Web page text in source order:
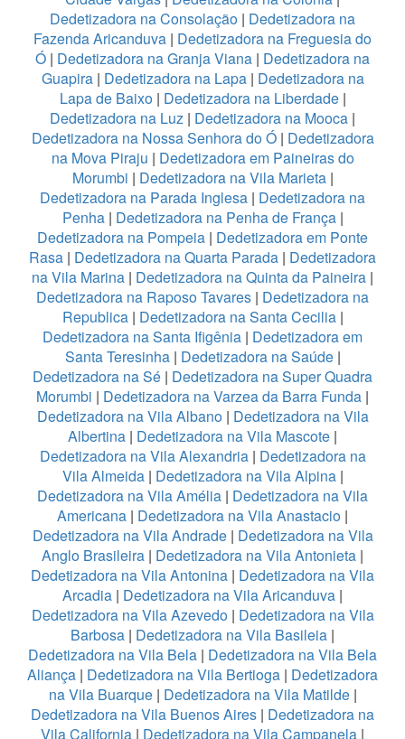
Dedetizadora na Consolação | Dedetizadora na
Fazenda Aricanduva | Dedetizadora na Freguesia do
Ó | Dedetizadora na Granja Viana | Dedetizadora na
Guapira| Dedetizadora na Lapa| Dedetizadora na
Lapa de Baixo | Dedetizadora na Liberdade |
Dedetizadora na Luz | Dedetizadora na Mooca |
Dedetizadora na Nossa Senhora do Ó| Dedetizadora
na Mova Piraju | Dedetizadora em Paineiras do
Morumbi | Dedetizadora na Vila Marieta|
Dedetizadora na Parada Inglesa | Dedetizadora na
Penha| Dedetizadora na Penha de França |
Dedetizadora na Pompeia | Dedetizadora em Ponte
Rasa | Dedetizadora na Quarta Parada | Dedetizadora
na Vila Marina | Dedetizadora na Quinta da Paineira |
Dedetizadora na Raposo Tavares | Dedetizadora na
Republica| Dedetizadora na Santa Cecilia|
Dedetizadora na Santa Ifigênia | Dedetizadora em
Santa Teresinha| Dedetizadora na Saúde|
Dedetizadora na Sé | Dedetizadora na Super Quadra
Morumbi | Dedetizadora na Varzea da Barra Funda |
Dedetizadora na Vila Albano| Dedetizadora na Vila
Albertina | Dedetizadora na Vila Mascote |
Dedetizadora na Vila Alexandria| Dedetizadora na
Vila Almeida | Dedetizadora na Vila Alpina |
Dedetizadora na Vila Amélia | Dedetizadora na Vila
Americana | Dedetizadora na Vila Anastacio |
Dedetizadora na Vila Andrade| Dedetizadora na Vila
Anglo Brasileira | Dedetizadora na Vila Antonieta |
Dedetizadora na Vila Antonina | Dedetizadora na Vila
Arcadia | Dedetizadora na Vila Aricanduva |
Dedetizadora na Vila Azevedo| Dedetizadora na Vila
Barbosa | Dedetizadora na Vila Basileia |
Dedetizadora na Vila Bela | Dedetizadora na Vila Bela
Aliança | Dedetizadora na Vila Bertioga | Dedetizadora
na Vila Buarque| Dedetizadora na Vila Matilde|
Dedetizadora na Vila Buenos Aires | Dedetizadora na
Vila California | Dedetizadora na Vila Campanela |